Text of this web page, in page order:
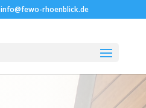
info@fewo-rhoenblick.de